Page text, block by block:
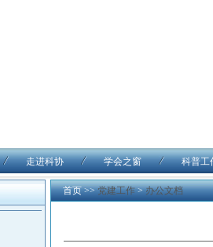
走进科协 学会之窗 科普工
首页>>党建工作>办公文档